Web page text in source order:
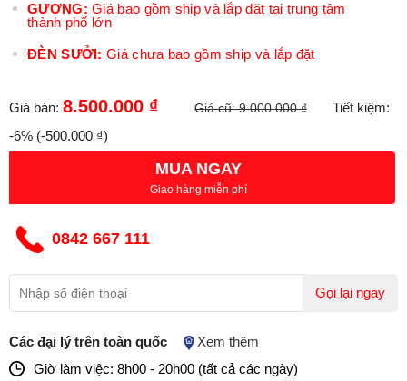
GƯƠNG: Giá bao gồm ship và lắp đặt tại trung tâm
thành phố lớn
ĐÈN SƯỞI: Giá chưa bao gồm ship và lắp đặt
Giá bán: 8.500.000 ₫ Giá cũ:9.000.000 ₫
Tiết kiệm:
-6% (-500.000 ₫)
MUA NGAY
Giao hàng miễn phí
0842 667 111
Gọi lại ngay
Các đại lý trên toàn quốc
Xem thêm
Giờ làm việc: 8h00 - 20h00 (tất cả các ngày)